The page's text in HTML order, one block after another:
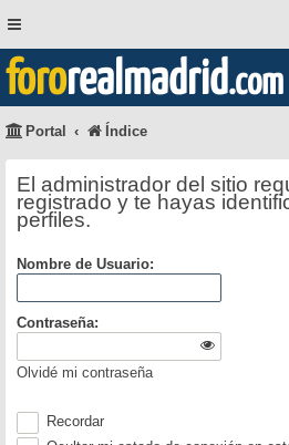
fororealmadrid.com
Portal Índice
El administrador del sitio
registrado y te hayas
perfiles.
Nombre de Usuario:
Contraseña:
Olvidé mi contraseña
Recordar